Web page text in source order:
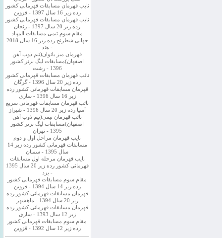
نایب قهرمان مسابقات قهرمانی کشور
رده زیر 16 سال 1397 - قزوین
نایب قهرمان مسابقات قهرمانی کشور
رده زیر 20 سال 1397 - زنجان
مقام سوم تیمی مسابقات المپیاد
جهانی شطرنج رده زیر 16 سال 2018
- هند
قهرمان میز بانوان(تیم ذوب آهن
اصفهان)مسابقات لیگ برتر کشور
1396 - رشت
نائب قهرمان مسابقات قهرمانی کشور
رده زیر 20 سال 1396 - گرگان
قهرمان مسابقات قهرمانی کشور رده
زیر 16 سال 1396 - ساری
نائب قهرمان مسابقات قهرمانی سریع
آسیا رده زیر 20 سال 1396 - شیراز
نائب قهرمان تیمی(تیم ذوب آهن
اصفهان)مسابقات لیگ برتر کشور
1395 - تهران
نایب قهرمان مراحل اول و دوم
مسابقات قهرمانی کشور رده زیر 14
سال 1395 - سمنان
نایب قهرمان مرحله اول مسابقات
قهرمانی کشور رده زیر 20 سال 1395
- یزد
مقام سوم مسابقات قهرمانی کشور
رده زیر 14 سال 1394 - قزوین
قهرمان مسابقات قهرمانی کشور رده
زیر 20 سال 1394 - ماهشهر
قهرمان مسابقات قهرمانی کشور رده
زیر 12 سال 1393 - ساری
مقام سوم مسابقات قهرمانی کشور
رده زیر 12 سال 1392 - قزوین